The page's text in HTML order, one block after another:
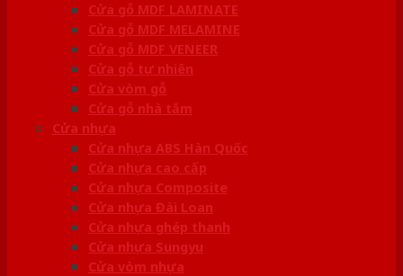
Cửa gỗ MDF LAMINATE
Cửa gỗ MDF MELAMINE
Cửa gỗ MDF VENEER
Cửa gỗ tự nhiên
Cửa vòm gỗ
Cửa gỗ nhà tắm
Cửa nhựa
Cửa nhựa ABS Hàn Quốc
Cửa nhựa cao cấp
Cửa nhựa Composite
Cửa nhựa Đài Loan
Cửa nhựa ghép thanh
Cửa nhựa Sungyu
Cửa vòm nhựa